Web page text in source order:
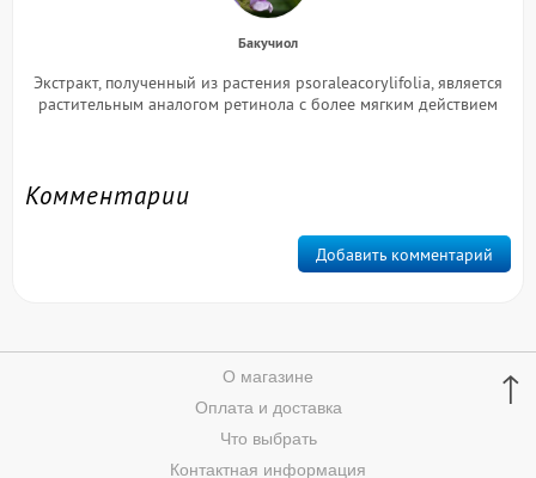
Бакучиол
Экстракт, полученный из растения psoraleacorylifolia, является
растительным аналогом ретинола с более мягким действием
Комментарии
Добавить комментарий
↑
О магазине
Оплата и доставка
Что выбрать
Контактная информация